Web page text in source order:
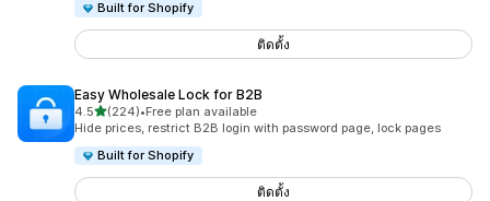
Built for Shopify
ติดตั้ง
Easy Wholesale Lock for B2B
4.5เต็ม 5 ดาว
(224)
ทั้งหมด 224 รีวิว
•Free plan available
Hide prices, restrict B2B login with password page, lock pages
Built for Shopify
ติดตั้ง